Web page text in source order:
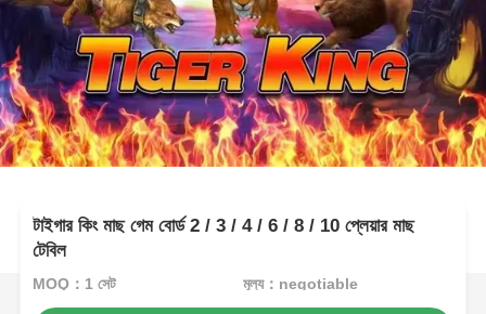
টাইগার কিং মাছ গেম বোর্ড 2 / 3 / 4 / 6 / 8 / 10 প্লেয়ার মাছ
টেবিল
MOQ：1 সেট মূল্য：negotiable